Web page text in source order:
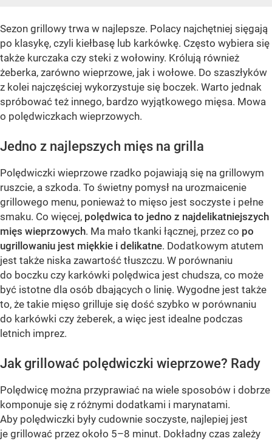
Sezon grillowy trwa w najlepsze. Polacy najchętniej sięgają
po klasykę, czyli kiełbasę lub karkówkę. Często wybiera się
także kurczaka czy steki z wołowiny. Królują również
żeberka, zarówno wieprzowe, jak i wołowe. Do szaszłyków
z kolei najczęściej wykorzystuje się boczek. Warto jednak
spróbować też innego, bardzo wyjątkowego mięsa. Mowa
o polędwiczkach wieprzowych.
Jedno z najlepszych mięs na grilla
Polędwiczki wieprzowe rzadko pojawiają się na grillowym
ruszcie, a szkoda. To świetny pomysł na urozmaicenie
grillowego menu, ponieważ to mięso jest soczyste i pełne
smaku. Co więcej, polędwica to jedno z najdelikatniejszych
mięs wieprzowych. Ma mało tkanki łącznej, przez co po
ugrillowaniu jest miękkie i delikatne. Dodatkowym atutem
jest także niska zawartość tłuszczu. W porównaniu
do boczku czy karkówki polędwica jest chudsza, co może
być istotne dla osób dbających o linię. Wygodne jest także
to, że takie mięso grilluje się dość szybko w porównaniu
do karkówki czy żeberek, a więc jest idealne podczas
letnich imprez.
Jak grillować polędwiczki wieprzowe? Rady
Polędwicę można przyprawiać na wiele sposobów i dobrze
komponuje się z różnymi dodatkami i marynatami.
Aby polędwiczki były cudownie soczyste, najlepiej jest
je grillować przez około 5–8 minut. Dokładny czas zależy